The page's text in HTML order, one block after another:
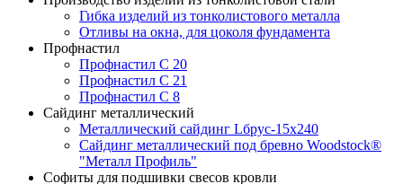
Гибка изделий из тонколистового металла
Отливы на окна, для цоколя фундамента
Профнастил
Профнастил С 20
Профнастил С 21
Профнастил С 8
Сайдинг металлический
Металлический сайдинг Lбрус-15х240
Сайдинг металлический под бревно Woodstock®
"Металл Профиль"
Софиты для подшивки свесов кровли